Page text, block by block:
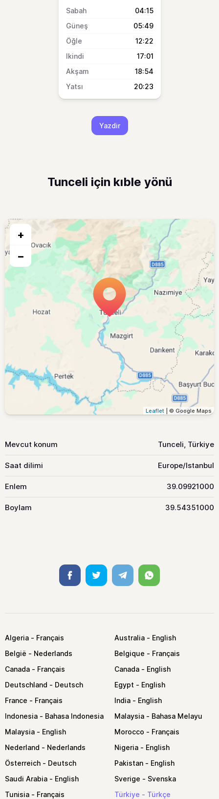
04:15
05:49
12:22
17:01
18:54
20:23
Yazdir
Tunceli için kıble yönü
+
−
Leaflet | © Google Maps
Mevcut konum Tunceli, Türkiye
Saat dilimi Europe/Istanbul
Enlem 39.09921000
Boylam 39.54351000
FacebookTwitter TelegramWhatsapp
Algeria
Australia
België
Belgique
Canada
Canada
Deutschland
Egypt
France
India
Indonesia
Malaysia
Malaysia
Morocco
Nederland
Nigeria
Österreich
Pakistan
Saudi Arabia
Sverige
Tunisia
Türkiye